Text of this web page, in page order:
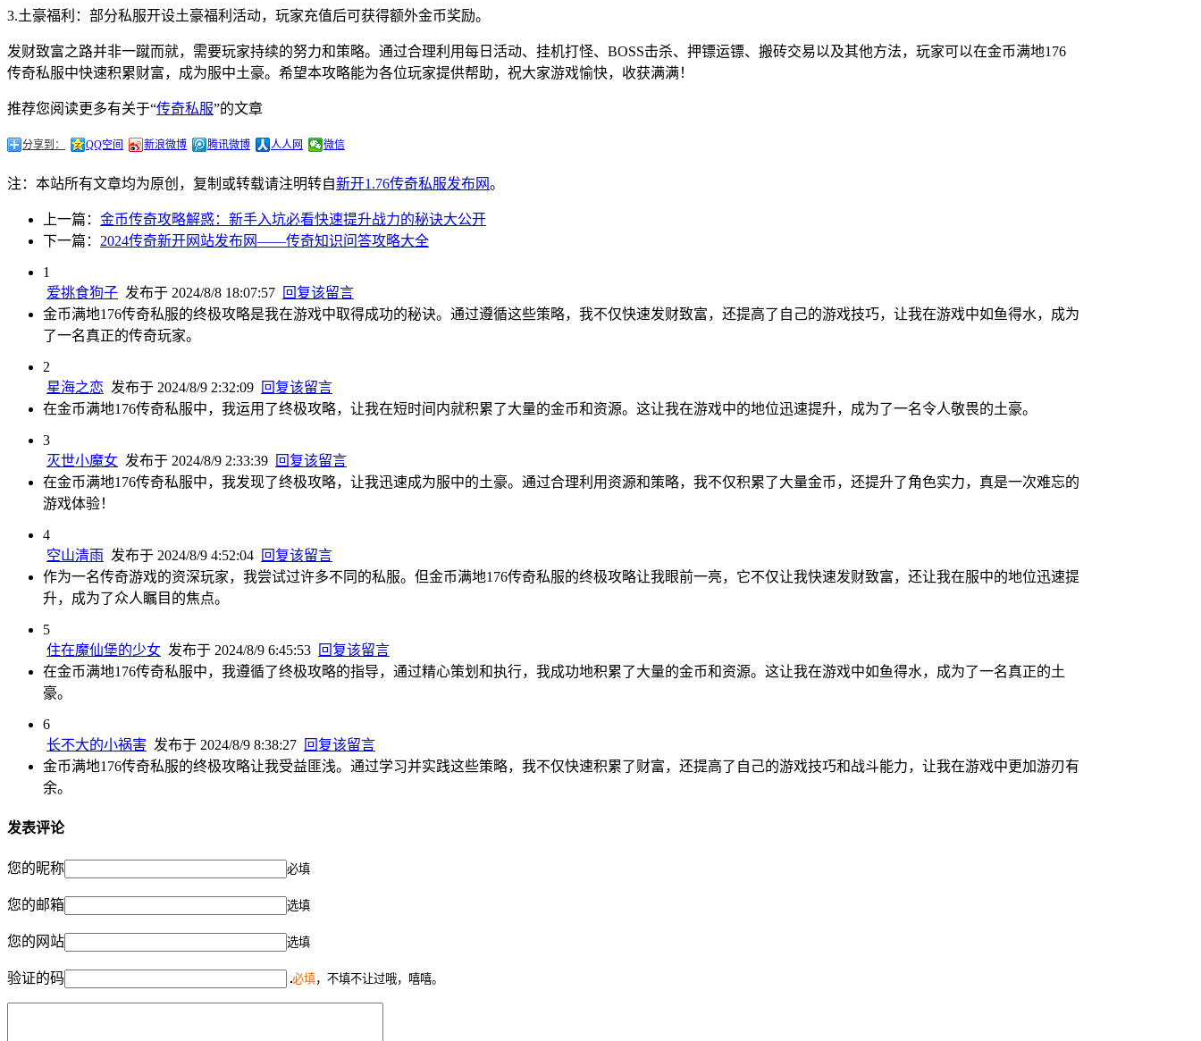
3.土豪福利：部分私服开设土豪福利活动，玩家充值后可获得额外金币奖励。
发财致富之路并非一蹴而就，需要玩家持续的努力和策略。通过合理利用每日活动、挂机打怪、BOSS击杀、押镖运镖、搬砖交易以及其他方法，玩家可以在金币满地176
传奇私服中快速积累财富，成为服中土豪。希望本攻略能为各位玩家提供帮助，祝大家游戏愉快，收获满满！
推荐您阅读更多有关于“传奇私服”的文章
分享到： QQ空间 新浪微博 腾讯微博 人人网 微信
注：本站所有文章均为原创，复制或转载请注明转自新开1.76传奇私服发布网。
上一篇： 金币传奇攻略解惑：新手入坑必看快速提升战力的秘诀大公开
下一篇： 2024传奇新开网站发布网——传奇知识问答攻略大全
1
爱挑食狗子 发布于 2024/8/8 18:07:57 回复该留言
金币满地176传奇私服的终极攻略是我在游戏中取得成功的秘诀。通过遵循这些策略，我不仅快速发财致富，还提高了自己的游戏技巧，让我在游戏中如鱼得水，成为
了一名真正的传奇玩家。
2
星海之恋 发布于 2024/8/9 2:32:09 回复该留言
在金币满地176传奇私服中，我运用了终极攻略，让我在短时间内就积累了大量的金币和资源。这让我在游戏中的地位迅速提升，成为了一名令人敬畏的土豪。
3
灭世小魔女 发布于 2024/8/9 2:33:39 回复该留言
在金币满地176传奇私服中，我发现了终极攻略，让我迅速成为服中的土豪。通过合理利用资源和策略，我不仅积累了大量金币，还提升了角色实力，真是一次难忘的
游戏体验！
4
空山清雨 发布于 2024/8/9 4:52:04 回复该留言
作为一名传奇游戏的资深玩家，我尝试过许多不同的私服。但金币满地176传奇私服的终极攻略让我眼前一亮，它不仅让我快速发财致富，还让我在服中的地位迅速提
升，成为了众人瞩目的焦点。
5
住在魔仙堡的少女 发布于 2024/8/9 6:45:53 回复该留言
在金币满地176传奇私服中，我遵循了终极攻略的指导，通过精心策划和执行，我成功地积累了大量的金币和资源。这让我在游戏中如鱼得水，成为了一名真正的土
豪。
6
长不大的小祸害 发布于 2024/8/9 8:38:27 回复该留言
金币满地176传奇私服的终极攻略让我受益匪浅。通过学习并实践这些策略，我不仅快速积累了财富，还提高了自己的游戏技巧和战斗能力，让我在游戏中更加游刃有
余。
发表评论
您的昵称 必填
您的邮箱 选填
您的网站 选填
验证的码 必填，不填不让过哦，嘻嘻。